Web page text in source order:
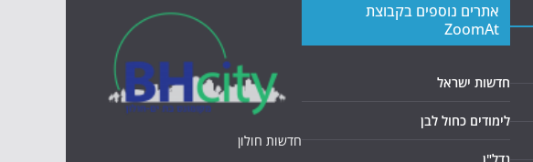
אתרים נוספים בקבוצת
ZoomAt
חדשות ישראל
לימודים כחול לבן
חדשות חולון